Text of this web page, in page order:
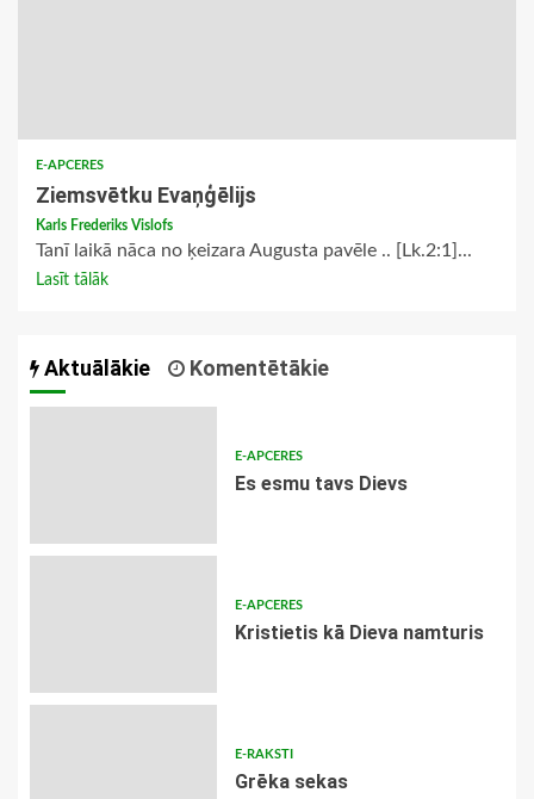
E-APCERES
Ziemsvētku Evaņģēlijs
Karls Frederiks Vislofs
Tanī laikā nāca no ķeizara Augusta pavēle .. [Lk.2:1]...
Lasīt tālāk
Aktuālākie Komentētākie
E-APCERES
Es esmu tavs Dievs
E-APCERES
Kristietis kā Dieva namturis
E-RAKSTI
Grēka sekas